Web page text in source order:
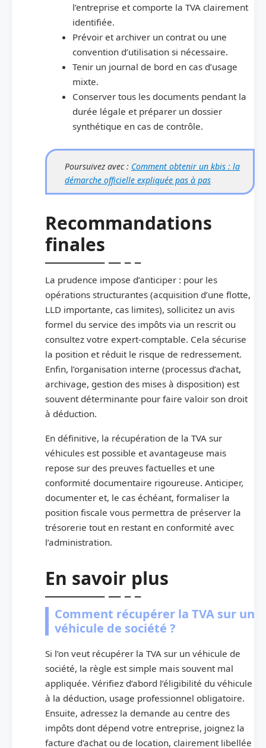
l’entreprise et comporte la TVA clairement
identifiée.
Prévoir et archiver un contrat ou une
convention d’utilisation si nécessaire.
Tenir un journal de bord en cas d’usage
mixte.
Conserver tous les documents pendant la
durée légale et préparer un dossier
synthétique en cas de contrôle.
Poursuivez avec : Comment obtenir un kbis : la
démarche officielle expliquée pas à pas
Recommandations
finales
La prudence impose d’anticiper : pour les
opérations structurantes (acquisition d’une flotte,
LLD importante, cas limites), sollicitez un avis
formel du service des impôts via un rescrit ou
consultez votre expert-comptable. Cela sécurise
la position et réduit le risque de redressement.
Enfin, l’organisation interne (processus d’achat,
archivage, gestion des mises à disposition) est
souvent déterminante pour faire valoir son droit
à déduction.
En définitive, la récupération de la TVA sur
véhicules est possible et avantageuse mais
repose sur des preuves factuelles et une
conformité documentaire rigoureuse. Anticiper,
documenter et, le cas échéant, formaliser la
position fiscale vous permettra de préserver la
trésorerie tout en restant en conformité avec
l’administration.
En savoir plus
Comment récupérer la TVA sur un
véhicule de société ?
Si l’on veut récupérer la TVA sur un véhicule de
société, la règle est simple mais souvent mal
appliquée. Vérifiez d’abord l’éligibilité du véhicule
à la déduction, usage professionnel obligatoire.
Ensuite, adressez la demande au centre des
impôts dont dépend votre entreprise, joignez la
facture d’achat ou de location, clairement libellée